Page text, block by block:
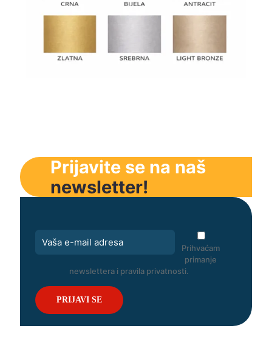
Prijavite se na naš
newsletter!
Prihvaćam
primanje
newslettera i pravila privatnosti.